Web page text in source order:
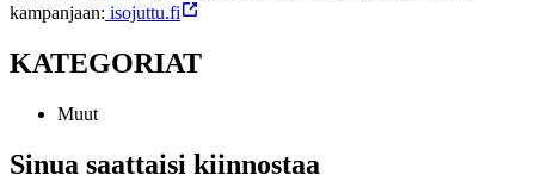
kampanjaan: isojuttu.fi
KATEGORIAT
Muut
Sinua saattaisi kiinnostaa